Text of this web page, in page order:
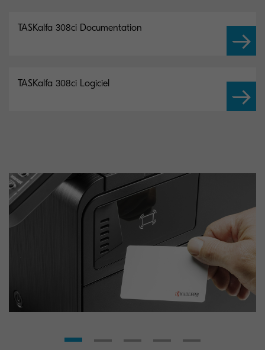
TASKalfa 308ci Documentation
TASKalfa 308ci Logiciel